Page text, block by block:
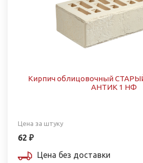
Кирпич облицовочный
АНТИК 1 НФ
Цена за штуку
62 ₽
Цена без доставки